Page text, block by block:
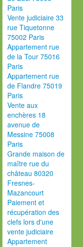
Paris
Vente judiciaire 33
rue Tiquetonne
75002 Paris
Appartement rue
de la Tour 75016
Paris
Appartement rue
de Flandre 75019
Paris
Vente aux
enchères 18
avenue de
Messine 75008
Paris
Grande maison de
maître rue du
château 80320
Fresnes-
Mazancourt
Paiement et
récupération des
clefs lors d'une
vente judiciaire
Appartement